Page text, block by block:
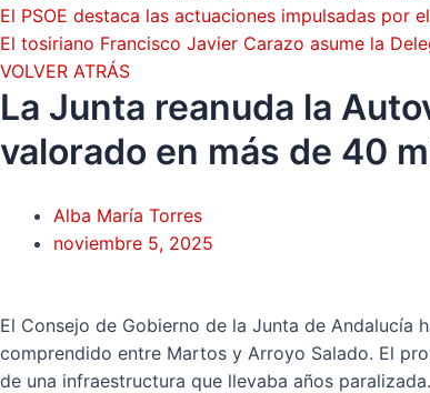
El PSOE destaca las actuaciones impulsadas por
El tosiriano Francisco Javier Carazo asume la
VOLVER ATRÁS
La Junta reanuda la
valorado en más de 40
Alba María Torres
noviembre 5, 2025
El Consejo de Gobierno de la Junta de
comprendido entre Martos y Arroyo Salado. El
de una infraestructura que llevaba años paralizada.